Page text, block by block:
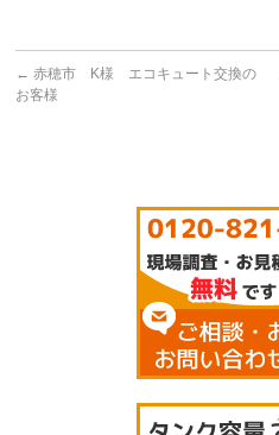
← 赤穂市 K様 エコキュート交換の
お客様